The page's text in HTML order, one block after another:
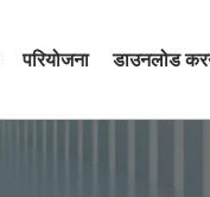
परियोजना डाउनलोड